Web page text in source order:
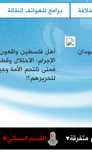
برامج للهواتف النقالة
أهل فلسطين
الإجرام: الاحتلال
فمتى تلتحم الأمة
لتحريرهم؟!
متفرقة القسم النسائي